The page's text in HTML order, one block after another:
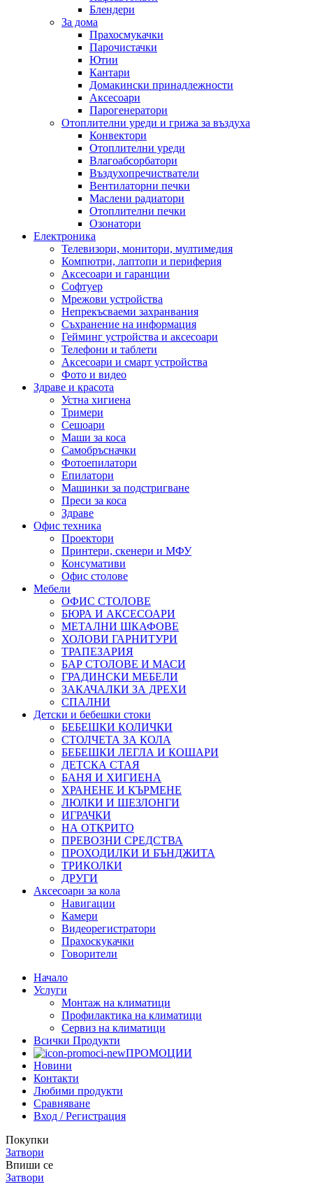
Блендери
За дома
Прахосмукачки
Парочистачки
Ютии
Кантари
Домакински принадлежности
Аксесоари
Парогенератори
Отоплителни уреди и грижа за въздуха
Конвектори
Отоплителни уреди
Влагоабсорбатори
Въздухопречистватели
Вентилаторни печки
Маслени радиатори
Отоплителни печки
Озонатори
Електроника
Телевизори, монитори, мултимедия
Компютри, лаптопи и периферия
Аксесоари и гаранции
Софтуер
Мрежови устройства
Непрекъсваеми захранвания
Съхранение на информация
Гейминг устройства и аксесоари
Телефони и таблети
Аксесоари и смарт устройства
Фото и видео
Здраве и красота
Устна хигиена
Тримери
Сешоари
Маши за коса
Самобръсначки
Фотоепилатори
Епилатори
Машинки за подстригване
Преси за коса
Здраве
Офис техника
Проектори
Принтери, скенери и МФУ
Консумативи
Офис столове
Мебели
ОФИС СТОЛОВЕ
БЮРА И АКСЕСОАРИ
МЕТАЛНИ ШКАФОВЕ
ХОЛОВИ ГАРНИТУРИ
ТРАПЕЗАРИЯ
БАР СТОЛОВЕ И МАСИ
ГРАДИНСКИ МЕБЕЛИ
ЗАКАЧАЛКИ ЗА ДРЕХИ
СПАЛНИ
Детски и бебешки стоки
БЕБЕШКИ КОЛИЧКИ
СТОЛЧЕТА ЗА КОЛА
БЕБЕШКИ ЛЕГЛА И КОШАРИ
ДЕТСКА СТАЯ
БАНЯ И ХИГИЕНА
ХРАНЕНЕ И КЪРМЕНЕ
ЛЮЛКИ И ШЕЗЛОНГИ
ИГРАЧКИ
НА ОТКРИТО
ПРЕВОЗНИ СРЕДСТВА
ПРОХОДИЛКИ И БЪНДЖИТА
ТРИКОЛКИ
ДРУГИ
Аксесоари за кола
Навигации
Камери
Видеорегистратори
Прахоскукачки
Говорители
Начало
Услуги
Монтаж на климатици
Профилактика на климатици
Сервиз на климатици
Всички Продукти
ПРОМОЦИИ
Новини
Контакти
Любими продукти
Сравняване
Вход / Регистрация
Покупки
Затвори
Впиши се
Затвори